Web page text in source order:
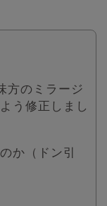
方のミラージ
う修正しまし
か（ドン引